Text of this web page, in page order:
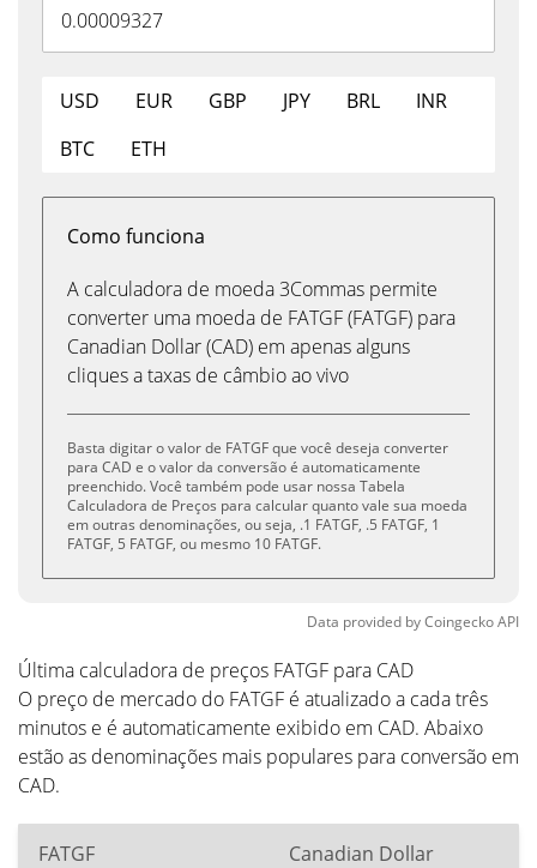
USD EUR GBP JPY BRL
INR
BTC
ETH
Como funciona
A calculadora de moeda 3Commas permite
converter uma moeda de FATGF (FATGF) para
Canadian Dollar (CAD) em apenas alguns
cliques a taxas de câmbio ao vivo
Basta digitar o valor de FATGF que você deseja converter
para CAD e o valor da conversão é automaticamente
preenchido. Você também pode usar nossa Tabela
Calculadora de Preços para calcular quanto vale sua moeda
em outras denominações, ou seja, .1 FATGF, .5 FATGF, 1
FATGF, 5 FATGF, ou mesmo 10 FATGF.
Data provided byCoingeckoAPI
Última calculadora de preços FATGF para CAD
O preço de mercado do FATGF é atualizado a cada três
minutos e é automaticamente exibido em CAD. Abaixo
estão as denominações mais populares para conversão em
CAD.
FATGF Canadian Dollar